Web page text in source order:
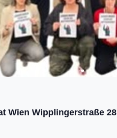
Wien Wipplingerstraße 28